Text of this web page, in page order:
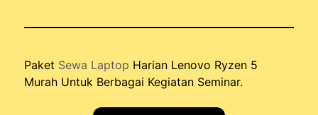
Paket Sewa Laptop Harian Lenovo Ryzen 5
Murah Untuk Berbagai Kegiatan Seminar.